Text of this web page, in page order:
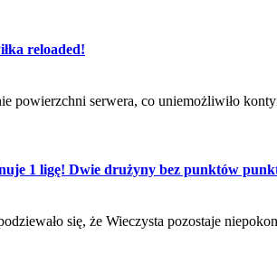
reloaded!
powierzchni serwera, co uniemożliwiło
1 ligę! Dwie drużyny bez punktów
się, że Wieczysta pozostaje